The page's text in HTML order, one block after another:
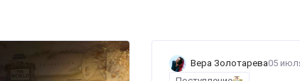
Вера Золотарева05